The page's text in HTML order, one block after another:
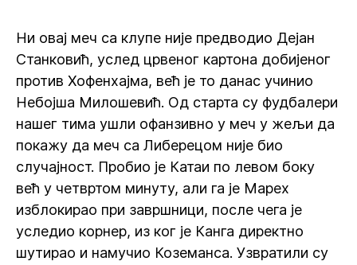
Ни овај меч са клупе није предводио Дејан
Станковић, услед црвеног картона добијеног
против Хофенхајма, већ је то данас учинио
Небојша Милошевић. Од старта су фудбалери
нашег тима ушли офанзивно у меч у жељи да
покажу да меч са Либерецом није био
случајност. Пробио је Катаи по левом боку
већ у четвртом минуту, али га је Марех
изблокирао при завршници, после чега је
уследио корнер, из ког је Канга директно
шутирао и намучио Коземанса. Узвратили су